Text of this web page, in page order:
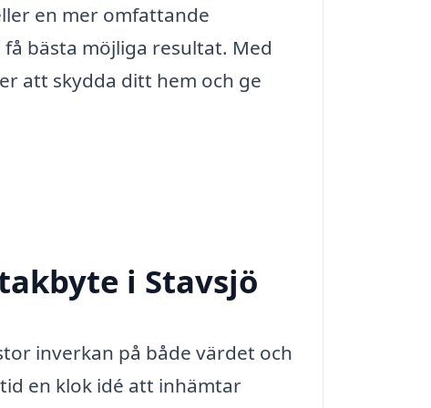
en mer omfattande
bästa möjliga resultat. Med
att skydda ditt hem och ge
i Stavsjö
inverkan på både värdet och
en klok idé att inhämtar